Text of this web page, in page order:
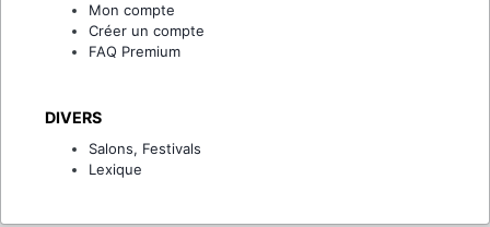
Mon compte
Créer un compte
FAQ Premium
DIVERS
Salons, Festivals
Lexique